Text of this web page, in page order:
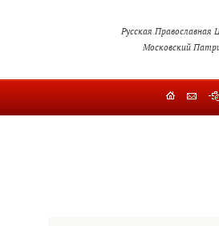
Русская Православная
Московский